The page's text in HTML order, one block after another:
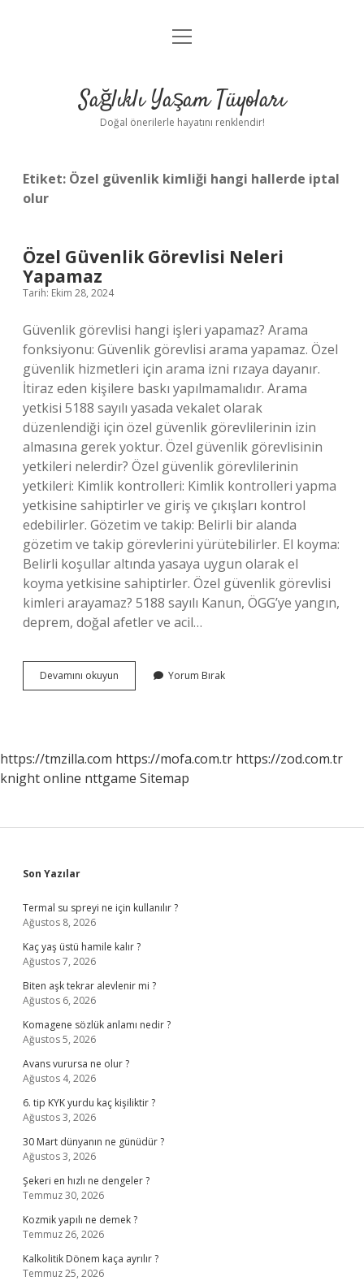
Anasayfa
Yasal Uyarı
menüyü
Sağlıklı Yaşam Tüyoları
Doğal önerilerle hayatını renklendir!
Etiket: Özel güvenlik kimliği hangi hallerde iptal
olur
Özel Güvenlik Görevlisi Neleri
Yapamaz
Tarih: Ekim 28, 2024
Güvenlik görevlisi hangi işleri yapamaz? Arama
fonksiyonu: Güvenlik görevlisi arama yapamaz. Özel
güvenlik hizmetleri için arama izni rızaya dayanır.
İtiraz eden kişilere baskı yapılmamalıdır. Arama
yetkisi 5188 sayılı yasada vekalet olarak
düzenlendiği için özel güvenlik görevlilerinin izin
almasına gerek yoktur. Özel güvenlik görevlisinin
yetkileri nelerdir? Özel güvenlik görevlilerinin
yetkileri: Kimlik kontrolleri: Kimlik kontrolleri yapma
yetkisine sahiptirler ve giriş ve çıkışları kontrol
edebilirler. Gözetim ve takip: Belirli bir alanda
gözetim ve takip görevlerini yürütebilirler. El koyma:
Belirli koşullar altında yasaya uygun olarak el
koyma yetkisine sahiptirler. Özel güvenlik görevlisi
kimleri arayamaz? 5188 sayılı Kanun, ÖGG’ye yangın,
deprem, doğal afetler ve acil…
Devamını okuyun
Güvenlik
Yorum Bırak
https://tmzilla.com https://mofa.com.tr https://zod.com.tr
knight online nttgame Sitemap
Sidebar
Son Yazılar
Termal su spreyi ne için kullanılır ?
Ağustos 8, 2026
Kaç yaş üstü hamile kalır ?
Ağustos 7, 2026
Biten aşk tekrar alevlenir mi ?
Ağustos 6, 2026
Komagene sözlük anlamı nedir ?
Ağustos 5, 2026
Avans vurursa ne olur ?
Ağustos 4, 2026
6. tip KYK yurdu kaç kişiliktir ?
Ağustos 3, 2026
30 Mart dünyanın ne günüdür ?
Ağustos 3, 2026
Şekeri en hızlı ne dengeler ?
Temmuz 30, 2026
Kozmik yapılı ne demek ?
Temmuz 26, 2026
Kalkolitik Dönem kaça ayrılır ?
Temmuz 25, 2026